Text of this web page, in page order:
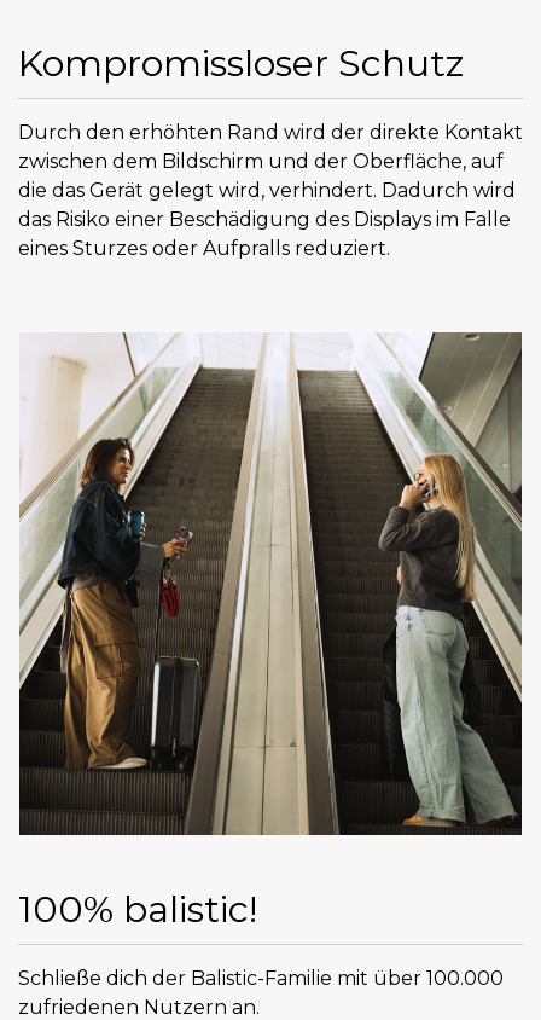
Kompromissloser Schutz
Durch den erhöhten Rand wird der direkte Kontakt
zwischen dem Bildschirm und der Oberfläche, auf
die das Gerät gelegt wird, verhindert. Dadurch wird
das Risiko einer Beschädigung des Displays im Falle
eines Sturzes oder Aufpralls reduziert.
100% balistic!
Schließe dich der Balistic-Familie mit über 100.000
zufriedenen Nutzern an.